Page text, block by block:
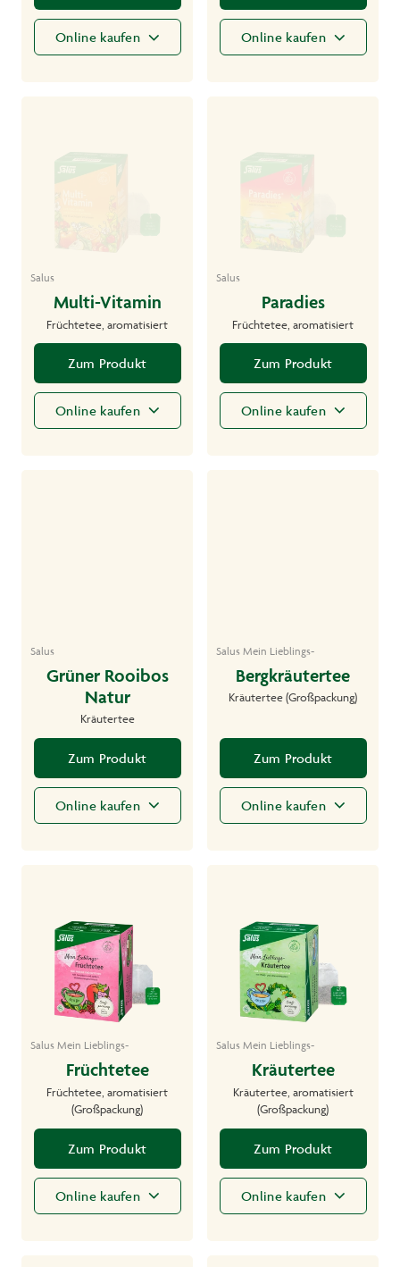
Online kaufen Online kaufen
Salus
Multi-Vitamin
Früchtetee, aromatisiert
Zum Produkt
Online kaufen
Salus
Paradies
Früchtetee, aromatisiert
Zum Produkt
Online kaufen
Salus
Grüner Rooibos
Natur
Kräutertee
Zum Produkt
Online kaufen
Salus Mein Lieblings-
Bergkräutertee
Kräutertee (Großpackung)
Zum Produkt
Online kaufen
Salus Mein Lieblings-
Früchtetee
Früchtetee, aromatisiert
(Großpackung)
Zum Produkt
Online kaufen
Salus Mein Lieblings-
Kräutertee
Kräutertee, aromatisiert
(Großpackung)
Zum Produkt
Online kaufen